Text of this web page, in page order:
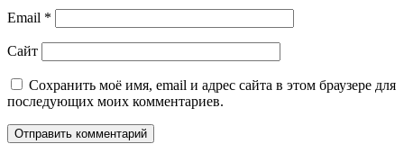
Email *
Сайт
Сохранить моё имя, email и адрес сайта в этом браузере для
последующих моих комментариев.